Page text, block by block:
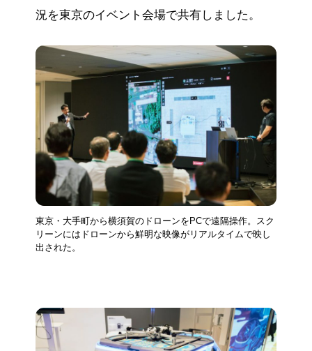
況を東京のイベント会場で共有しました。
東京・大手町から横須賀のドローンをPCで遠隔操作。スク
リーンにはドローンから鮮明な映像がリアルタイムで映し
出された。